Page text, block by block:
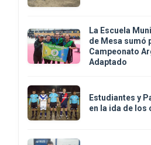
La Escuela
de Mesa sumó
Campeonato
Adaptado
Estudiantes y
en la ida de los